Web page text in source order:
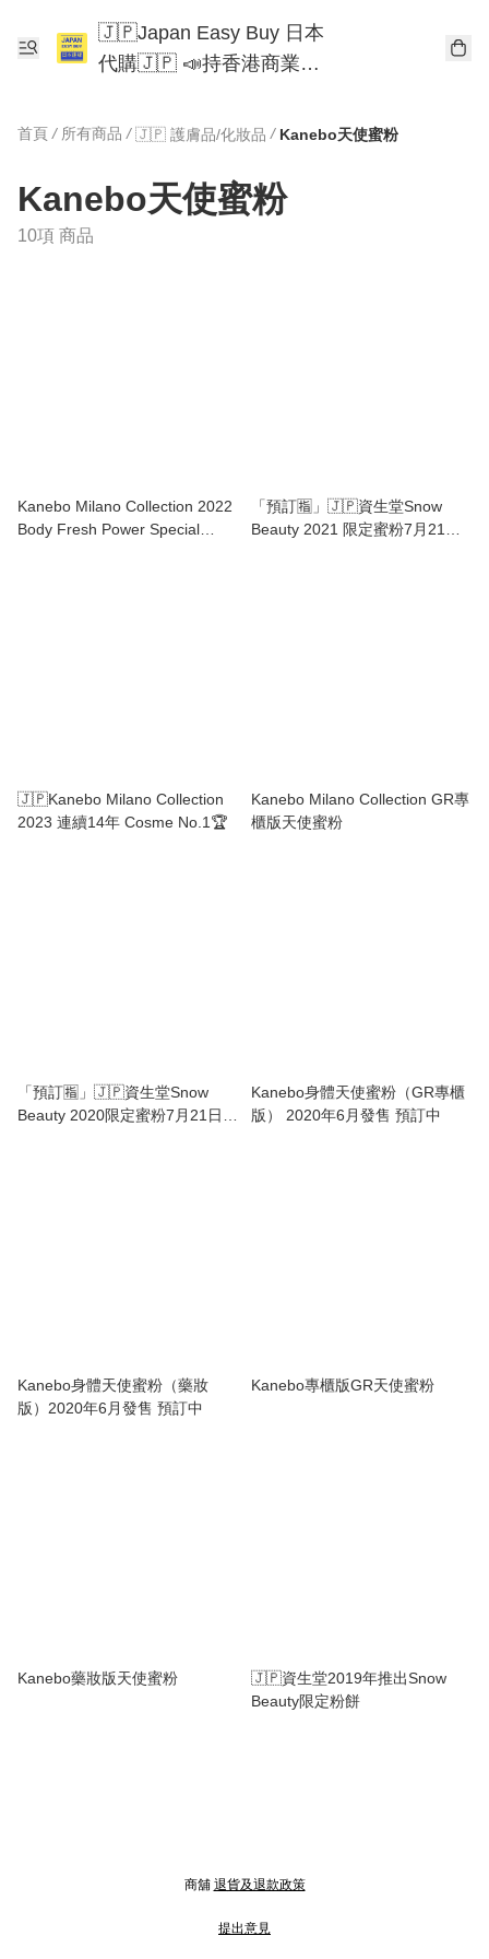
🇯🇵Japan Easy Buy 日本
代購🇯🇵 📣持香港商業登
Mofusand
首頁 / 所有商品 / 🇯🇵 護膚品/化妝品 / Kanebo天使蜜粉
Kanebo天使蜜粉
10項 商品
Kanebo Milano Collection 2022
Body Fresh Power Special
「預訂🈯️」🇯🇵資生堂Snow
Beauty 2021 限定蜜粉7月21日
🇯🇵Kanebo Milano Collection
2023 連續14年 Cosme No.1🏆
Kanebo Milano Collection GR專
櫃版天使蜜粉
「預訂🈯️」🇯🇵資生堂Snow
Beauty 2020限定蜜粉7月21日發
Kanebo身體天使蜜粉（GR專櫃
版） 2020年6月發售 預訂中
Kanebo身體天使蜜粉（藥妝
版）2020年6月發售 預訂中
Kanebo專櫃版GR天使蜜粉
Kanebo藥妝版天使蜜粉
🇯🇵資生堂2019年推出Snow
Beauty限定粉餅
商舖 退貨及退款政策
提出意見